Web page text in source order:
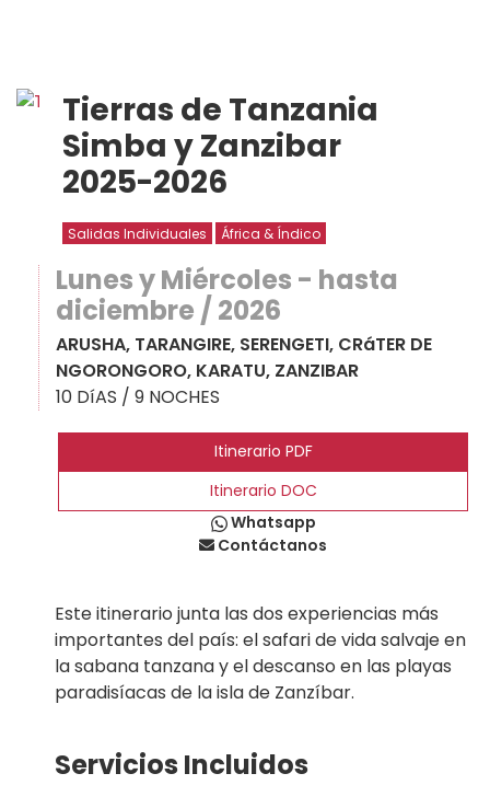
Tierras de Tanzania
Simba y Zanzibar
2025-2026
Salidas Individuales África & Índico
Lunes y Miércoles - hasta
diciembre / 2026
ARUSHA, TARANGIRE, SERENGETI, CRáTER DE
NGORONGORO, KARATU, ZANZIBAR
10 DíAS / 9 NOCHES
Itinerario PDF
Itinerario DOC
Whatsapp
Contáctanos
Este itinerario junta las dos experiencias más
importantes del país: el safari de vida salvaje en
la sabana tanzana y el descanso en las playas
paradisíacas de la isla de Zanzíbar.
Servicios Incluidos